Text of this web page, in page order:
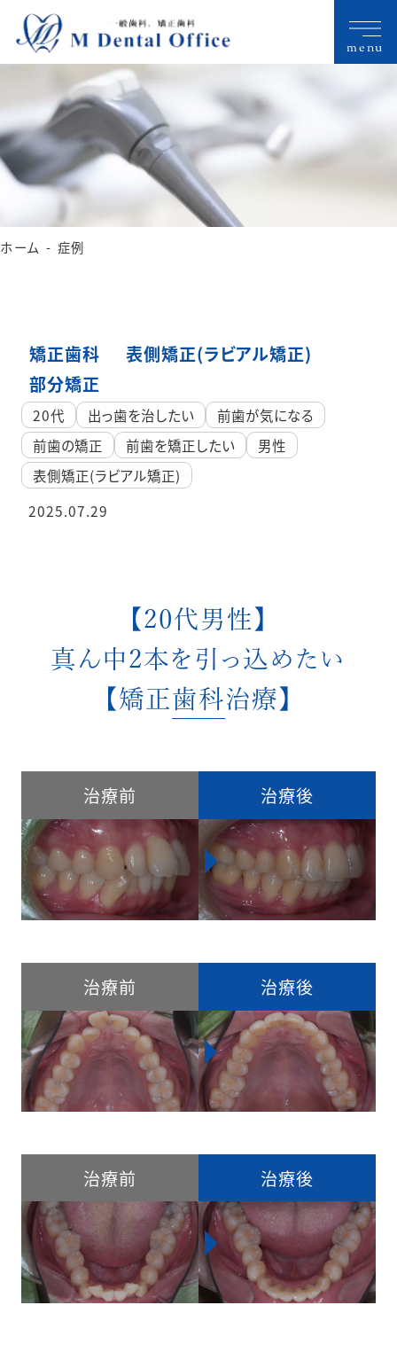
ホーム 症例
矯正歯科
表側矯正(ラビアル矯正)
部分矯正
20代 出っ歯を治したい
前歯が気になる
前歯の矯正
前歯を矯正したい
男性
表側矯正(ラビアル矯正)
2025.07.29
【20代男性】
真ん中2本を引っ込めたい
【矯正歯科治療】
治療前 治療後
治療前 治療後
治療前 治療後
menu